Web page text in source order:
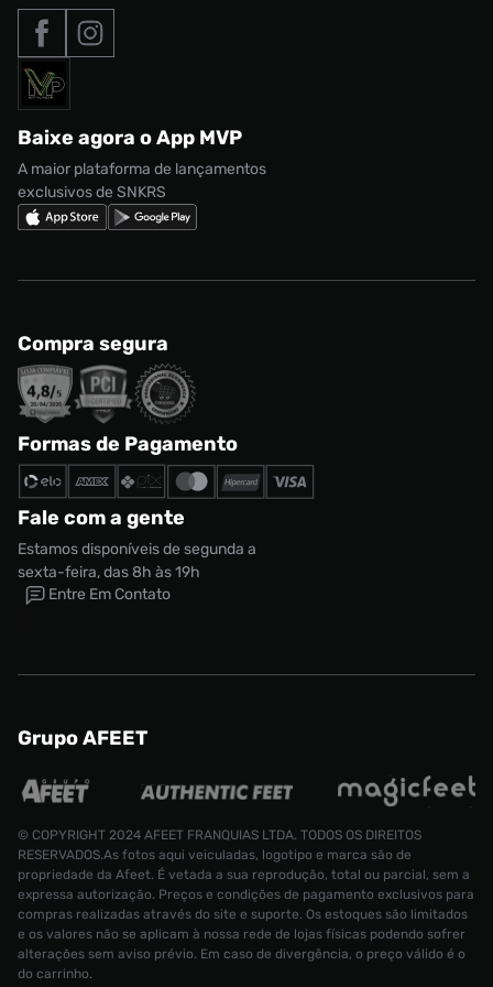
Roupas
Acessórios
Marcas
Nike Air Max
adidas Adi2000
adidas Campus
Nike Shox
Nossas lojas
Termos de uso
Política de privacidade
Regulamento CRM/ CASHBACK
Regulamento Cupom
Tipos de entrega
Formas de Pagamento
Solicite seus dados
Baixe agora o App MVP
A maior plataforma de lançamentos
exclusivos de SNKRS
Compra segura
Formas de Pagamento
Fale com a gente
Estamos disponíveis de segunda a
sexta-feira, das 8h às 19h
Entre Em Contato
Grupo AFEET
© COPYRIGHT 2024 AFEET FRANQUIAS LTDA. TODOS OS DIREITOS
RESERVADOS.As fotos aqui veiculadas, logotipo e marca são de
propriedade da Afeet. É vetada a sua reprodução, total ou parcial, sem a
expressa autorização. Preços e condições de pagamento exclusivos para
compras realizadas através do site e suporte. Os estoques são limitados
e os valores não se aplicam à nossa rede de lojas físicas podendo sofrer
alterações sem aviso prévio. Em caso de divergência, o preço válido é o
do carrinho.